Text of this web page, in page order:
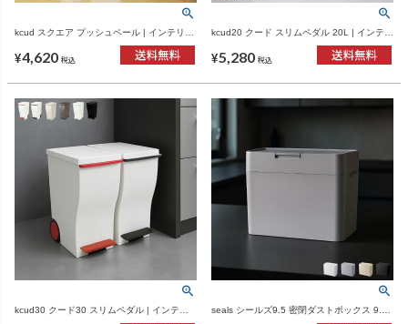
kcud スクエア プッシュペール | インテリア
¥4,620 税込
kcud20 クード スリムペダル 20L | インテリ
¥5,280 税込
kcud30 クード30 スリムペダル | インテリ
seals シールズ9.5 密閉ダストボックス 9.5L